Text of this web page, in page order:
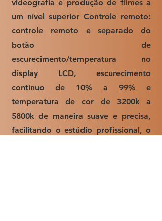
videografia e produção de filmes a
um nível superior Controle remoto:
controle remoto e separado do
botão de
escurecimento/temperatura no
display LCD, escurecimento
contínuo de 10% a 99% e
temperatura de cor de 3200k a
5800k de maneira suave e precisa,
facilitando o estúdio profissional, o